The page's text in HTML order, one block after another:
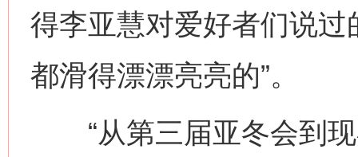
得李亚慧对爱好者们说
都滑得漂漂亮亮的”。
“从第三届亚冬会到现